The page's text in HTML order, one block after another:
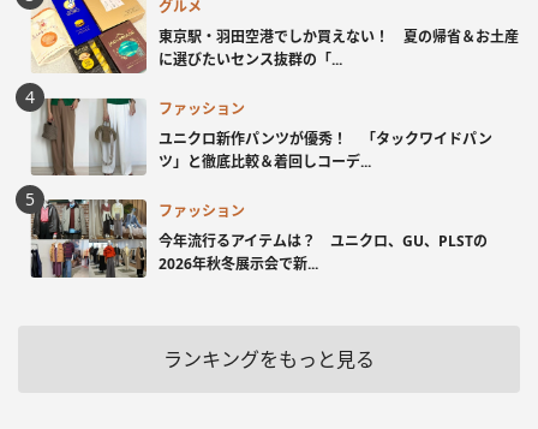
グルメ
東京駅・羽田空港でしか買えない！ 夏の帰省＆お土産
に選びたいセンス抜群の「...
ファッション
ユニクロ新作パンツが優秀！ 「タックワイドパン
ツ」と徹底比較＆着回しコーデ...
ファッション
今年流行るアイテムは？ ユニクロ、GU、PLSTの
2026年秋冬展示会で新...
ランキングをもっと見る